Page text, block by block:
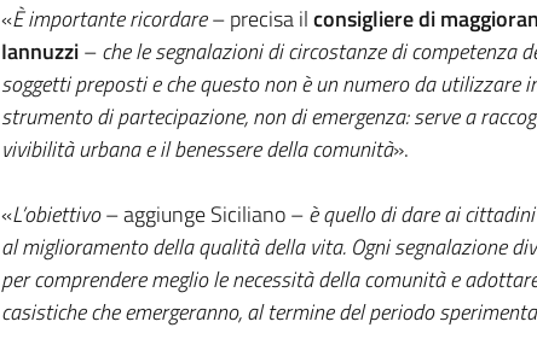
«È importante ricordare– precisa ilconsigliere di
Iannuzzi–che le segnalazioni di circostanze di competenza
soggetti preposti e che questo non è un numero da utilizzare
strumento di partecipazione, non di emergenza: serve a
vivibilità urbana e il benessere della comunità».
«L’obiettivo– aggiunge Siciliano –è quello di dare ai
al miglioramento della qualità della vita. Ogni segnalazione
per comprendere meglio le necessità della comunità e
casistiche che emergeranno, al termine del periodo